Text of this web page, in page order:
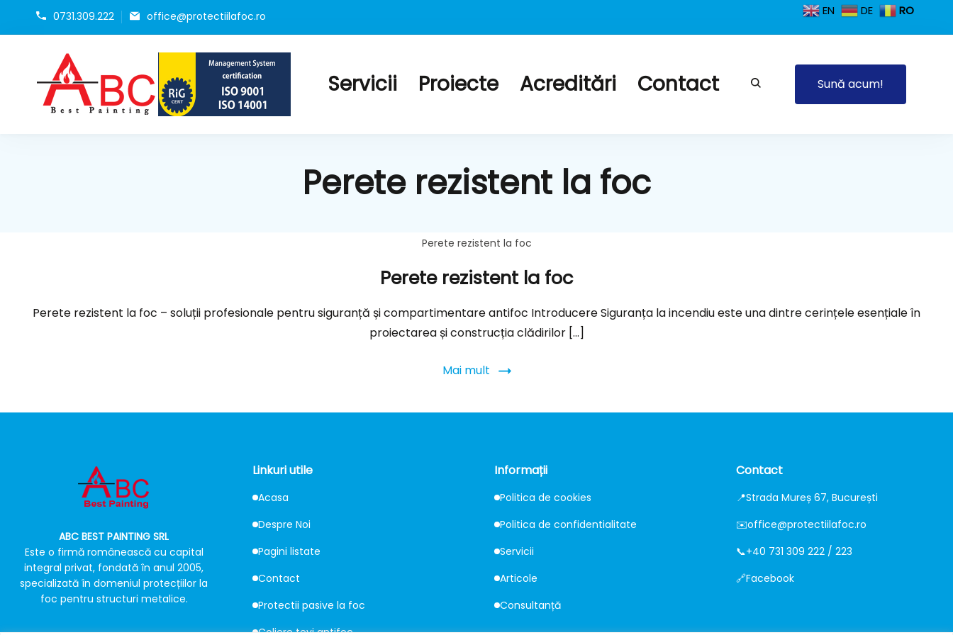
0731.309.222 office@protectiilafoc.ro
Protectie la foc tubulaturi de ventilatie, Geamuri rezistente la foc
Geamuri antifoc, Mortar si Torcret rezistent la foc
Servicii Proiecte Acreditări Contact Sună acum!
Perete rezistent la foc
Perete rezistent la foc
Perete rezistent la foc
Perete rezistent la foc – soluții profesionale pentru siguranță și compartimentare antifoc Introducere Siguranța la incendiu este una dintre cerințele esențiale în
proiectarea și construcția clădirilor […]
Mai mult
ABC BEST PAINTING SRL
Este o firmă românească cu capital
integral privat, fondată în anul 2005,
specializată în domeniul protecțiilor la
foc pentru structuri metalice.
Linkuri utile
Acasa
Despre Noi
Pagini listate
Contact
Protectii pasive la foc
Coliere tevi antifoc
Informații
Politica de cookies
Politica de confidentialitate
Servicii
Articole
Consultanță
Contact
📍Strada Mureș 67, București
✉️office@protectiilafoc.ro
📞+40 731 309 222 / 223
🔗Facebook
EN DE RO